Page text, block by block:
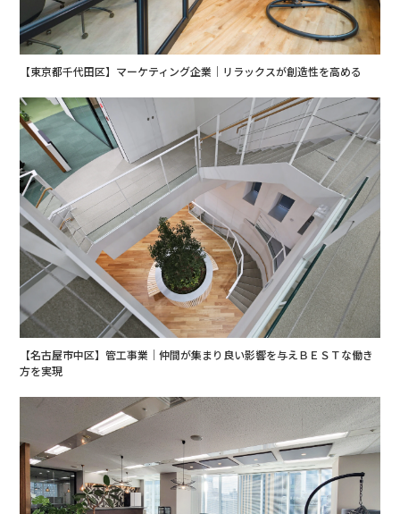
【東京都千代田区】マーケティング企業｜リラックスが創造性を高める
【名古屋市中区】管工事業｜仲間が集まり良い影響を与えＢＥＳＴな働き
方を実現